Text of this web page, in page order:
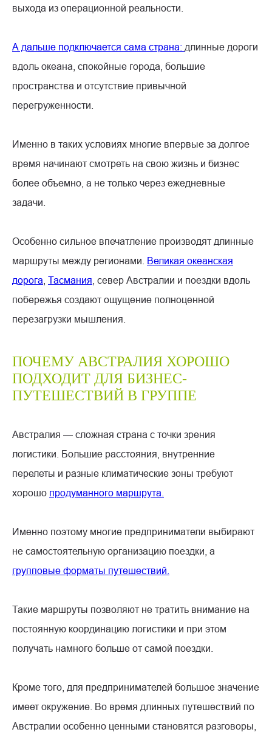
выхода из операционной реальности.
А дальше подключается сама страна: длинные дороги
вдоль океана, спокойные города, большие
пространства и отсутствие привычной
перегруженности.
Именно в таких условиях многие впервые за долгое
время начинают смотреть на свою жизнь и бизнес
более объемно, а не только через ежедневные
задачи.
Особенно сильное впечатление производят длинные
маршруты между регионами. Великая океанская
дорога Тасмания , север Австралии и поездки вдоль
побережья создают ощущение полноценной
перезагрузки мышления.
ПОЧЕМУ АВСТРАЛИЯ ХОРОШО
ПОДХОДИТ ДЛЯ БИЗНЕС-
ПУТЕШЕСТВИЙ В ГРУППЕ
Австралия — сложная страна с точки зрения
логистики. Большие расстояния, внутренние
перелеты и разные климатические зоны требуют
хорошо продуманного маршрута.
Именно поэтому многие предприниматели выбирают
не самостоятельную организацию поездки, а
групповые форматы путешествий.
Такие маршруты позволяют не тратить внимание на
постоянную координацию логистики и при этом
получать намного больше от самой поездки.
Кроме того, для предпринимателей большое значение
имеет окружение. Во время длинных путешествий по
Австралии особенно ценными становятся разговоры,